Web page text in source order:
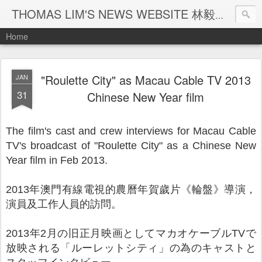
THOMAS LIM'S NEWS WEBSITE 林毅煒新聞網頁
Home
JAN
31
"Roulette City" as Macau Cable TV 2013
Chinese New Year film
The film's cast and crew interviews for Macau Cable
TV's broadcast of "Roulette City" as a Chinese New
Year film in Feb 2013.
2013年澳門有線電視的農曆年賀歲片《輪盤》導演，
演員及工作人員的訪問。
2013年2月の旧正月映画としてマカオケーブルTVで
放映される「ルーレットシティ」の為のキャストと